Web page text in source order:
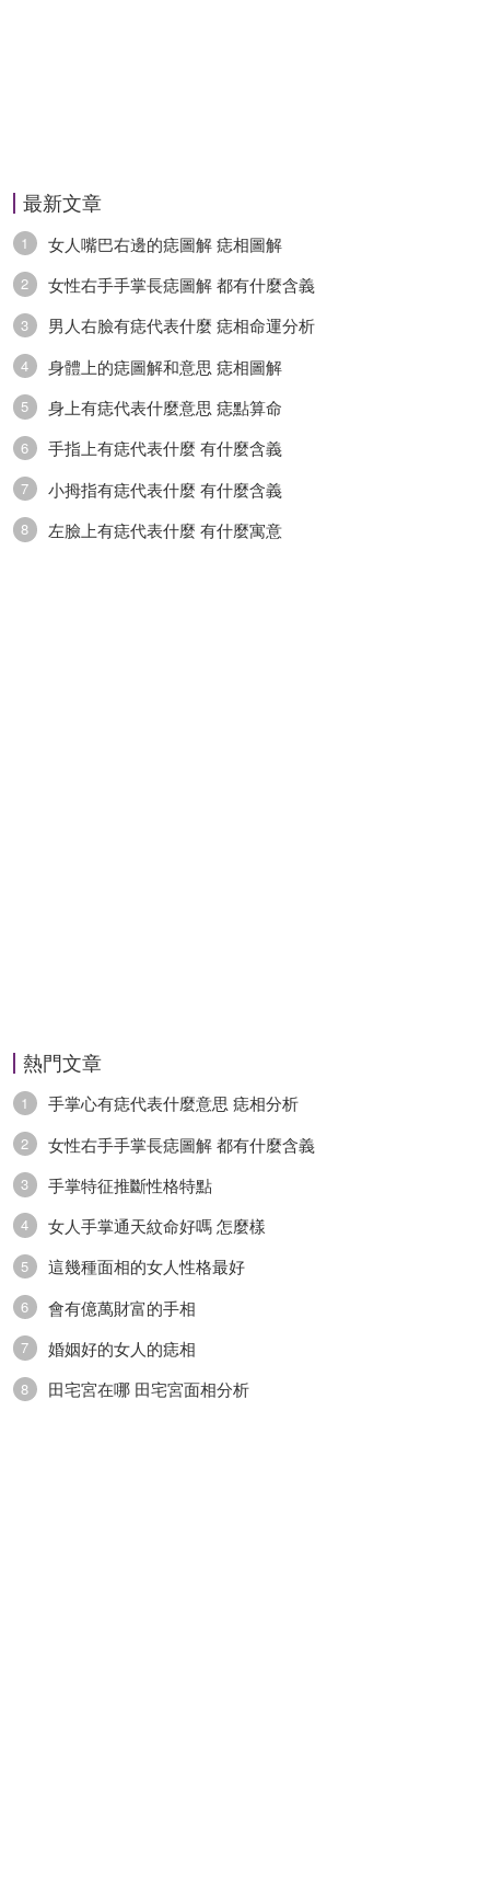
最新文章
1 女人嘴巴右邊的痣圖解 痣相圖解
2 女性右手手掌長痣圖解 都有什麼含義
3 男人右臉有痣代表什麼 痣相命運分析
4 身體上的痣圖解和意思 痣相圖解
5 身上有痣代表什麼意思 痣點算命
6 手指上有痣代表什麼 有什麼含義
7 小拇指有痣代表什麼 有什麼含義
8 左臉上有痣代表什麼 有什麼寓意
熱門文章
1 手掌心有痣代表什麼意思 痣相分析
2 女性右手手掌長痣圖解 都有什麼含義
3 手掌特征推斷性格特點
4 女人手掌通天紋命好嗎 怎麼樣
5 這幾種面相的女人性格最好
6 會有億萬財富的手相
7 婚姻好的女人的痣相
8 田宅宮在哪 田宅宮面相分析